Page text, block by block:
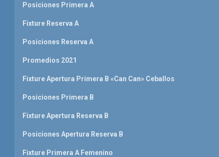
Posiciones Primera A
Fixture Reserva A
Posiciones Reserva A
Promedios 2021
Fixture Apertura Primera B «Can Can» Ceballos
Posiciones Primera B
Fixture Apertura Reserva B
Posiciones Apertura Reserva B
Fixture Primera A Femenino